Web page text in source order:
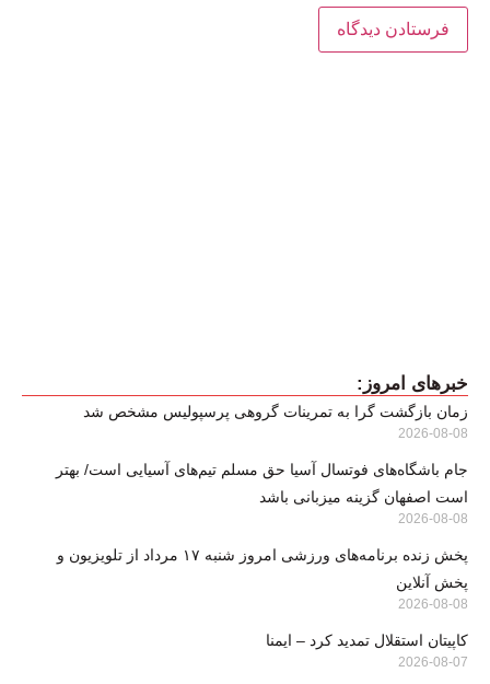
خبرهای امروز:
زمان بازگشت گرا به تمرینات گروهی پرسپولیس مشخص شد
2026-08-08
جام باشگاه‌های فوتسال آسیا حق مسلم تیم‌های آسیایی است/ بهتر
است اصفهان گزینه میزبانی باشد
2026-08-08
پخش زنده برنامه‌های ورزشی امروز شنبه ۱۷ مرداد از تلویزیون و
پخش آنلاین
2026-08-08
کاپیتان استقلال تمدید کرد – ایمنا
2026-08-07